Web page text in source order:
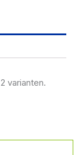
varianten.